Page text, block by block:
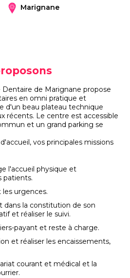
Marignane
de Marignane propose
en omni pratique et
d'un beau plateau technique
récents. Le centre est accessible
et un grand parking se
vos principales missions
l'accueil physique et
patients.
urgences.
dans la constitution de son
et réaliser le suivi.
payant et reste à charge.
et réaliser les encaissements,
courant et médical et la